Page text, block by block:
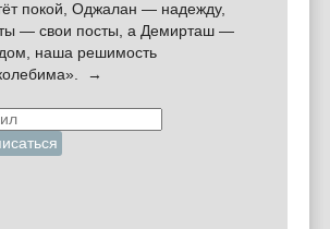
покой, Оджалан — надежду,
— свои посты, а Демирташ —
наша решимость
→